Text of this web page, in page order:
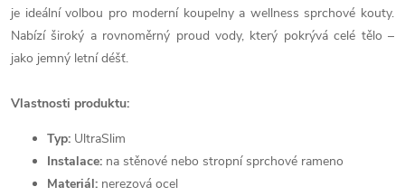
je ideální volbou pro moderní koupelny a wellness sprchové kouty.
Nabízí široký a rovnoměrný proud vody, který pokrývá celé tělo –
jako jemný letní déšť.
Vlastnosti produktu:
Typ: UltraSlim
Instalace: na stěnové nebo stropní sprchové rameno
Materiál: nerezová ocel